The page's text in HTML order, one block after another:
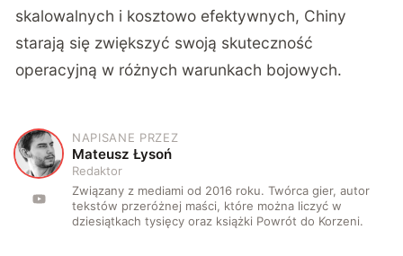
skalowalnych i kosztowo efektywnych, Chiny
starają się zwiększyć swoją skuteczność
operacyjną w różnych warunkach bojowych.
M
NAPISANE PRZEZ
Mateusz Łysoń
Redaktor
Związany z mediami od 2016 roku. Twórca gier, autor
tekstów przeróżnej maści, które można liczyć w
dziesiątkach tysięcy oraz książki Powrót do Korzeni.